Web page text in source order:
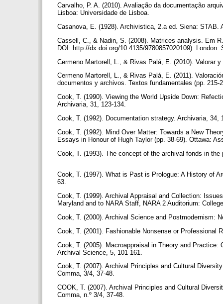
Carvalho, P. A. (2010). Avaliação da documentação
Lisboa: Universidade de Lisboa.
Casanova, E. (1928). Archivistica, 2.a ed. Siena:
Cassell, C., & Nadin, S. (2008). Matrices analysis. Em
DOI: http://dx.doi.org/10.4135/9780857020109).
Cermeno Martorell, L., & Rivas Palá, E. (2010). Valorar
Cermeno Martorell, L., & Rivas Palá, E. (2011).
documentos y archivos. Textos fundamentales (pp.
Cook, T. (1990). Viewing the World Upside Down:
Archivaria, 31, 123-134.
Cook, T. (1992). Documentation strategy. Archivaria, 34,
Cook, T. (1992). Mind Over Matter: Towards a New
Essays in Honour of Hugh Taylor (pp. 38-69). Ottawa:
Cook, T. (1993). The concept of the archival fonds in
Cook, T. (1997). What is Past is Prologue: A History of
63.
Cook, T. (1999). Archival Appraisal and Collection:
Maryland and to NARA Staff, NARA 2 Auditorium:
Cook, T. (2000). Archival Science and Postmodernism:
Cook, T. (2001). Fashionable Nonsense or
Cook, T. (2005). Macroappraisal in Theory and
Archival Science, 5, 101-161.
Cook, T. (2007). Archival Principles and Cultural
Comma, 3/4, 37-48.
COOK, T. (2007). Archival Principles and Cultural
Comma, n.º 3/4, 37-48.